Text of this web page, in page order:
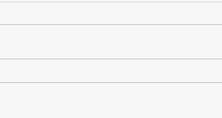
Haeser wird Geschäftsführer
Oxo